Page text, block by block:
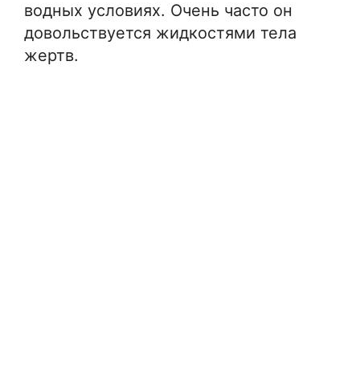
водных условиях. Очень часто он
довольствуется жидкостями тела
жертв.